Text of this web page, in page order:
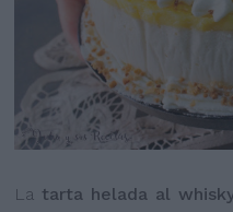
La tarta helada al